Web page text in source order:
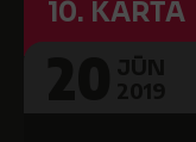
10. KĀRTA